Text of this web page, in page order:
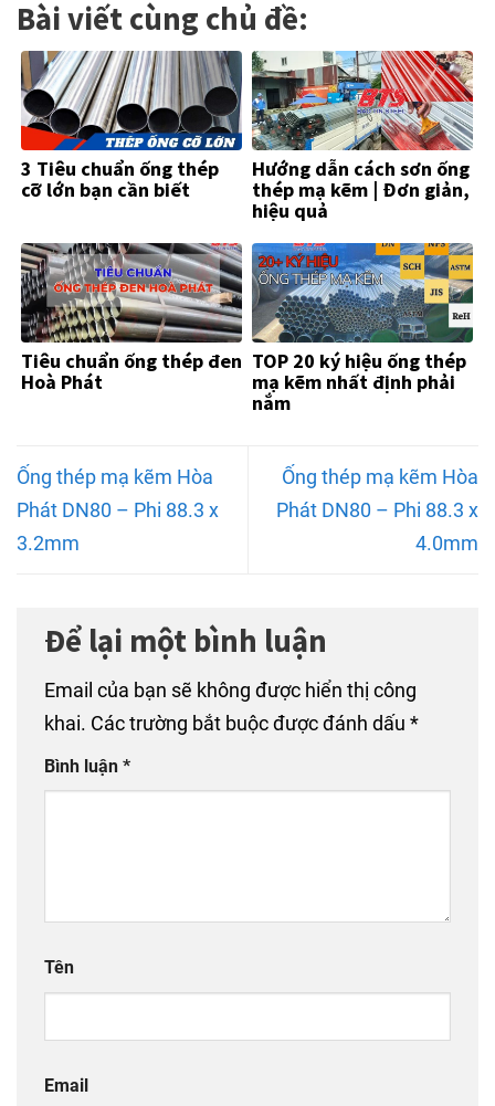
Bài viết cùng chủ đề:
3 Tiêu chuẩn ống thép
cỡ lớn bạn cần biết
Hướng dẫn cách sơn ống
thép mạ kẽm | Đơn giản,
hiệu quả
Tiêu chuẩn ống thép đen
Hoà Phát
TOP 20 ký hiệu ống thép
mạ kẽm nhất định phải
nắm
Ống thép mạ kẽm Hòa
Phát DN80 – Phi 88.3 x
3.2mm
Ống thép mạ kẽm Hòa
Phát DN80 – Phi 88.3 x
4.0mm
Để lại một bình luận
Email của bạn sẽ không được hiển thị công
khai. Các trường bắt buộc được đánh dấu *
Bình luận *
Tên
Email